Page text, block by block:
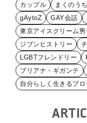
カップル
まくのう
gAytoZ
GAY会話
東京アイスクリーム男
ジブンヒストリー
LGBTフレンドリー
ブリアナ・ギガンテ
自分らしく生きるプロ